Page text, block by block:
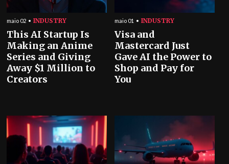
maio 02 INDUSTRY
This AI Startup Is
Making an Anime
Series and Giving
Away $1 Million to
Creators
maio 01 INDUSTRY
Visa and
Mastercard Just
Gave AI the Power to
Shop and Pay for
You